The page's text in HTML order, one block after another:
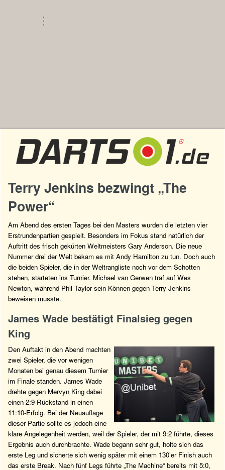
Terry Jenkins bezwingt „The
Power“
Am Abend des ersten Tages bei den Masters wurden die letzten vier
Erstrundenpartien gespielt. Besonders im Fokus stand natürlich der
Auftritt des frisch gekürten Weltmeisters Gary Anderson. Die neue
Nummer drei der Welt bekam es mit Andy Hamilton zu tun. Doch auch
die beiden Spieler, die in der Weltrangliste noch vor dem Schotten
stehen, starteten ins Turnier. Michael van Gerwen traf auf Wes
Newton, während Phil Taylor sein Können gegen Terry Jenkins
beweisen musste.
James Wade bestätigt Finalsieg gegen
King
Den Auftakt in den Abend machten
zwei Spieler, die vor wenigen
Monaten bei genau diesem Turnier
im Finale standen. James Wade
drehte gegen Mervyn King dabei
einen 2:9-Rückstand in einen
11:10-Erfolg. Bei der Neuauflage
dieser Partie sollte es jedoch eine
klare Angelegenheit werden, weil der Spieler, der mit 9:2 führte, dieses
Ergebnis auch durchbrachte. Wade begann sehr gut, holte sich das
erste Leg und sicherte sich wenig später mit einem 130’er Finish auch
das erste Break. Nach fünf Legs führte „The Machine“ bereits mit 5:0,